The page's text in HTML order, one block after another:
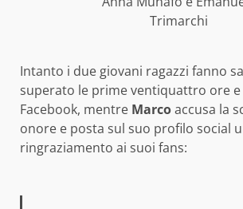
Trimarchi
Intanto i due giovani ragazzi fanno
superato le prime ventiquattro ore
Facebook, mentre Marcoaccusa la
onore e posta sul suo profilo social
ringraziamento ai suoi fans: